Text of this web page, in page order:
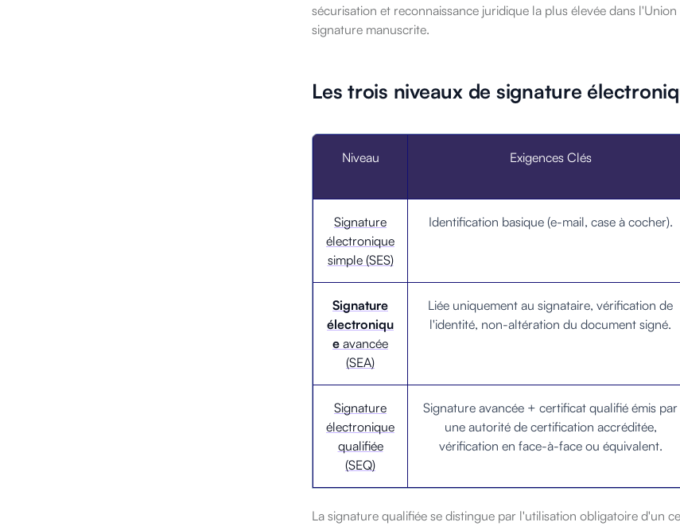
sécurisation et reconnaissance juridique la plus élevée dans
signature manuscrite.
Les trois niveaux de signature
Niveau Exigences Clés
Signature
électronique
simple (SES)
Identification basique (e-mail, case à cocher).
Signature
électroniqu
e avancée
(SEA)
Liée uniquement au signataire, vérification de
l'identité, non-altération du document signé.
Signature
électronique
qualifiée
(SEQ)
Signature avancée + certificat qualifié émis par
une autorité de certification accréditée,
vérification en face-à-face ou équivalent.
La signature qualifiée se distingue par l'utilisation obligatoire d'un